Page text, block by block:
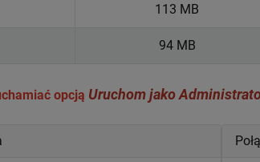
113 MB
94 MB
opcją Uruchom jako